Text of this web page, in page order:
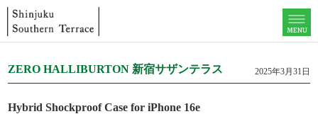
MENU
ZERO HALLIBURTON 新宿サザンテラス 2025年3月31日
Hybrid Shockproof Case for iPhone 16e